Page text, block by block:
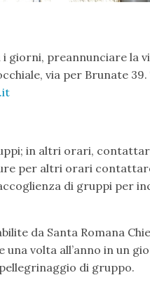
giorni, preannunciare la
via per Brunate
in altri orari,
per altri orari
di gruppi per
da Santa Romana
una volta all’anno in un
di gruppo.